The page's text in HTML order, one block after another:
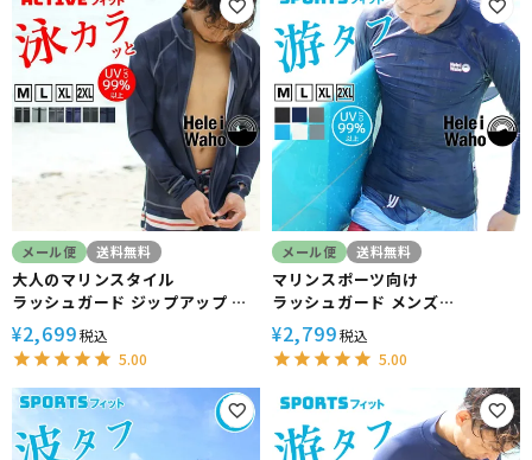
メール便 送料無料
大人のマリンスタイル
ラッシュガード ジップアップ メ
ンズ HeleiWaho ヘレイワホ 長
袖 UPF50+ で UVカット 大きい
サイズ で 体型カバー
¥2,699税込
5.00
メール便 送料無料
マリンスポーツ向け
ラッシュガード メンズ
HeleiWaho ヘレイワホ 長袖
UPF50+ で UVカット 大きいサ
イズ 対応 サーフィン や ウェット
スーツ の インナー
¥2,799税込
5.00